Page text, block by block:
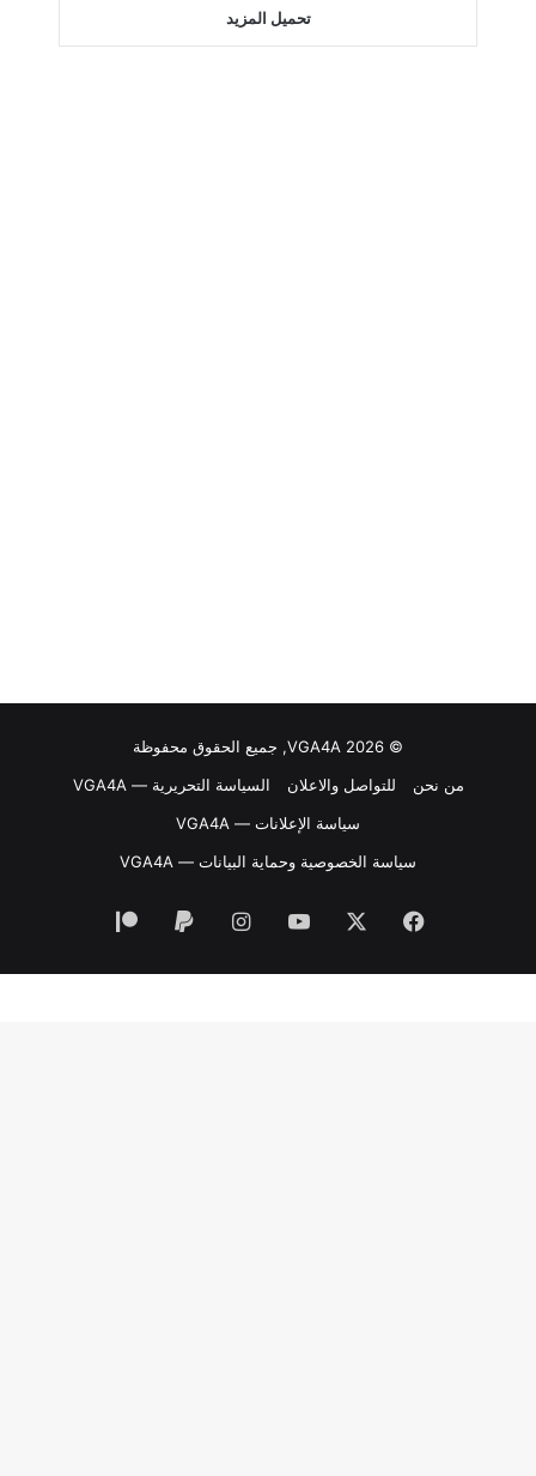
تحميل المزيد
© VGA4A 2026, جميع الحقوق محفوظة
من نحن
للتواصل والاعلان
السياسة التحريرية — VGA4A
سياسة الإعلانات — VGA4A
سياسة الخصوصية وحماية البيانات — VGA4A
فيسبوك ‫YouTubeانستقرام
‏Paypal
‫Patreon